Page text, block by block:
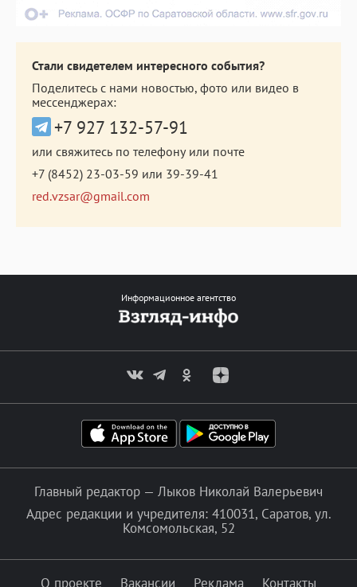
Стали свидетелем интересного события?
Поделитесь с нами новостью, фото или видео в
мессенджерах:
+7 927 132-57-91
или свяжитесь по телефону или почте
+7 (8452) 23-03-59 или 39-39-41
red.vzsar@gmail.com
Информационное агентство
Главный редактор — Лыков Николай Валерьевич
Адрес редакции и учредителя: 410031, Саратов, ул.
Комсомольская, 52
О проекте Вакансии Реклама Контакты